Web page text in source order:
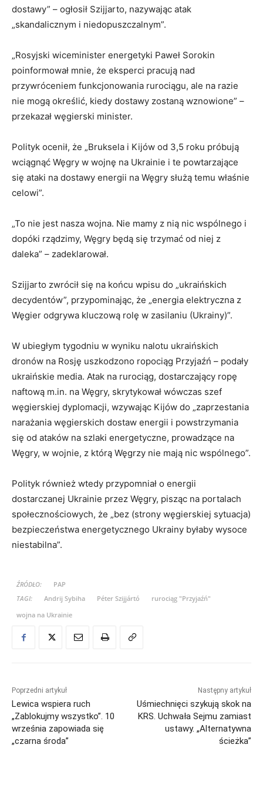
dostawy” – ogłosił Szijjarto, nazywając atak
„skandalicznym i niedopuszczalnym”.
„Rosyjski wiceminister energetyki Paweł Sorokin
poinformował mnie, że eksperci pracują nad
przywróceniem funkcjonowania rurociągu, ale na razie
nie mogą określić, kiedy dostawy zostaną wznowione” –
przekazał węgierski minister.
Polityk ocenił, że „Bruksela i Kijów od 3,5 roku próbują
wciągnąć Węgry w wojnę na Ukrainie i te powtarzające
się ataki na dostawy energii na Węgry służą temu właśnie
celowi”.
„To nie jest nasza wojna. Nie mamy z nią nic wspólnego i
dopóki rządzimy, Węgry będą się trzymać od niej z
daleka” – zadeklarował.
Szijjarto zwrócił się na końcu wpisu do „ukraińskich
decydentów”, przypominając, że „energia elektryczna z
Węgier odgrywa kluczową rolę w zasilaniu (Ukrainy)”.
W ubiegłym tygodniu w wyniku nalotu ukraińskich
dronów na Rosję uszkodzono ropociąg Przyjaźń – podały
ukraińskie media. Atak na rurociąg, dostarczający ropę
naftową m.in. na Węgry, skrytykował wówczas szef
węgierskiej dyplomacji, wzywając Kijów do „zaprzestania
narażania węgierskich dostaw energii i powstrzymania
się od ataków na szlaki energetyczne, prowadzące na
Węgry, w wojnie, z którą Węgrzy nie mają nic wspólnego”.
Polityk również wtedy przypomniał o energii
dostarczanej Ukrainie przez Węgry, pisząc na portalach
społecznościowych, że „bez (strony węgierskiej sytuacja)
bezpieczeństwa energetycznego Ukrainy byłaby wysoce
niestabilna”.
ŹRÓDŁO:
PAP
TAGI:
Andrij Sybiha Péter Szijjártó
rurociąg "Przyjaźń"
wojna na Ukrainie
Poprzedni artykuł
Lewica wspiera ruch
„Zablokujmy wszystko”. 10
września zapowiada się
„czarna środa”
Następny artykuł
Uśmiechnięci szykują skok na
KRS. Uchwała Sejmu zamiast
ustawy. „Alternatywna
ścieżka”